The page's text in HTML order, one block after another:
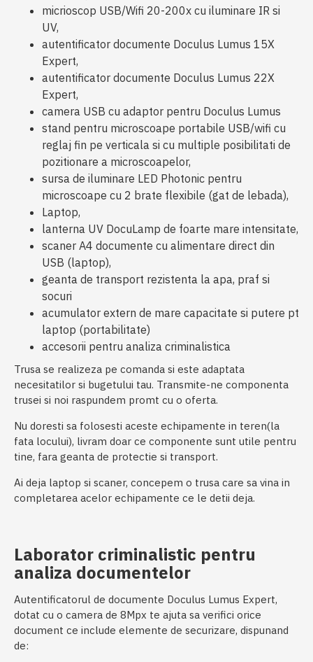
micrioscop USB/Wifi 20-200x cu iluminare IR si
UV,
autentificator documente Doculus Lumus 15X
Expert,
autentificator documente Doculus Lumus 22X
Expert,
camera USB cu adaptor pentru Doculus Lumus
stand pentru microscoape portabile USB/wifi cu
reglaj fin pe verticala si cu multiple posibilitati de
pozitionare a microscoapelor,
sursa de iluminare LED Photonic pentru
microscoape cu 2 brate flexibile (gat de lebada),
Laptop,
lanterna UV DocuLamp de foarte mare intensitate,
scaner A4 documente cu alimentare direct din
USB (laptop),
geanta de transport rezistenta la apa, praf si
socuri
acumulator extern de mare capacitate si putere pt
laptop (portabilitate)
accesorii pentru analiza criminalistica
Trusa se realizeza pe comanda si este adaptata
necesitatilor si bugetului tau. Transmite-ne componenta
trusei si noi raspundem promt cu o oferta.
Nu doresti sa folosesti aceste echipamente in teren(la
fata locului), livram doar ce componente sunt utile pentru
tine, fara geanta de protectie si transport.
Ai deja laptop si scaner, concepem o trusa care sa vina in
completarea acelor echipamente ce le detii deja.
Laborator criminalistic pentru
analiza documentelor
Autentificatorul de documente Doculus Lumus Expert,
dotat cu o camera de 8Mpx te ajuta sa verifici orice
document ce include elemente de securizare, dispunand
de: